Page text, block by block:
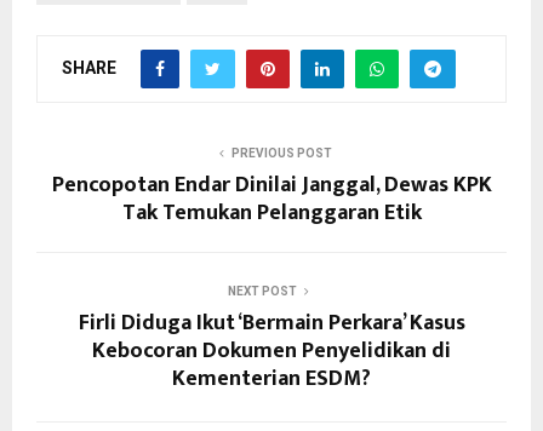
SHARE
PREVIOUS POST
Pencopotan Endar Dinilai Janggal, Dewas KPK
Tak Temukan Pelanggaran Etik
NEXT POST
Firli Diduga Ikut ‘Bermain Perkara’ Kasus
Kebocoran Dokumen Penyelidikan di
Kementerian ESDM?